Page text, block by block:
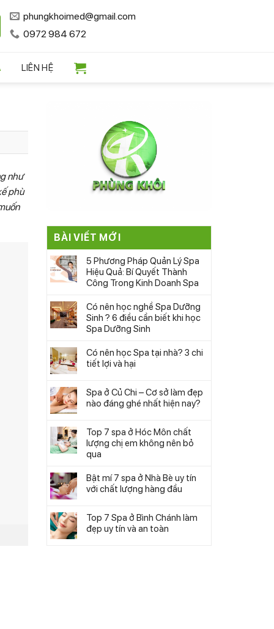
phungkhoimed@gmail.com
0972 984 672
LIÊN HỆ
như
phù
BÀI VIẾT MỚI
5 Phương Pháp Quản Lý Spa
Hiệu Quả: Bí Quyết Thành
Công Trong Kinh Doanh Spa
Có nên học nghề Spa Dưỡng
Sinh ? 6 điều cần biết khi học
Spa Dưỡng Sinh
Có nên học Spa tại nhà? 3 chi
tiết lợi và hại
Spa ở Củ Chi – Cơ sở làm đẹp
nào đáng ghé nhất hiện nay?
Top 7 spa ở Hóc Môn chất
lượng chị em không nên bỏ
qua
Bật mí 7 spa ở Nhà Bè uy tín
với chất lượng hàng đầu
Top 7 Spa ở Bình Chánh làm
đẹp uy tín và an toàn